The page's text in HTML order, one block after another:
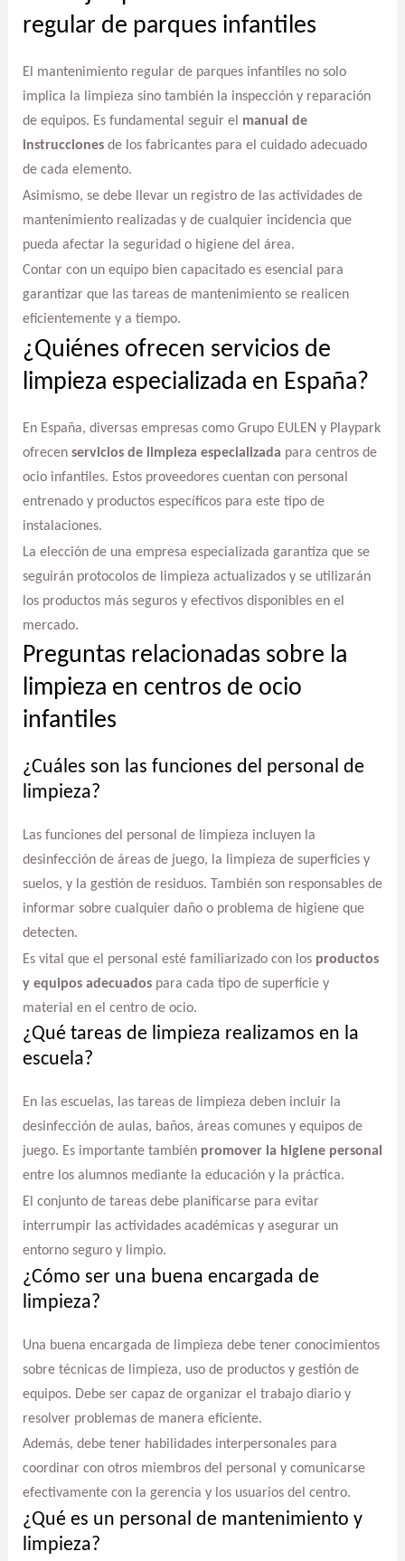
regular de parques infantiles
El mantenimiento regular de parques infantiles no solo
implica la limpieza sino también la inspección y reparación
de equipos. Es fundamental seguir el manual de
instruccionesde los fabricantes para el cuidado adecuado
de cada elemento.
Asimismo, se debe llevar un registro de las actividades de
mantenimiento realizadas y de cualquier incidencia que
pueda afectar la seguridad o higiene del área.
Contar con un equipo bien capacitado es esencial para
garantizar que las tareas de mantenimiento se realicen
eficientemente y a tiempo.
¿Quiénes ofrecen servicios de
limpieza especializada en España?
En España, diversas empresas como Grupo EULEN y Playpark
ofrecen servicios de limpieza especializada para centros de
ocio infantiles. Estos proveedores cuentan con personal
entrenado y productos específicos para este tipo de
instalaciones.
La elección de una empresa especializada garantiza que se
seguirán protocolos de limpieza actualizados y se utilizarán
los productos más seguros y efectivos disponibles en el
mercado.
Preguntas relacionadas sobre la
limpieza en centros de ocio
infantiles
¿Cuáles son las funciones del personal de
limpieza?
Las funciones del personal de limpieza incluyen la
desinfección de áreas de juego, la limpieza de superficies y
suelos, y la gestión de residuos. También son responsables de
informar sobre cualquier daño o problema de higiene que
detecten.
Es vital que el personal esté familiarizado con los productos
y equipos adecuadospara cada tipo de superficie y
material en el centro de ocio.
¿Qué tareas de limpieza realizamos en la
escuela?
En las escuelas, las tareas de limpieza deben incluir la
desinfección de aulas, baños, áreas comunes y equipos de
juego. Es importante también promover la higiene personal
entre los alumnos mediante la educación y la práctica.
El conjunto de tareas debe planificarse para evitar
interrumpir las actividades académicas y asegurar un
entorno seguro y limpio.
¿Cómo ser una buena encargada de
limpieza?
Una buena encargada de limpieza debe tener conocimientos
sobre técnicas de limpieza, uso de productos y gestión de
equipos. Debe ser capaz de organizar el trabajo diario y
resolver problemas de manera eficiente.
Además, debe tener habilidades interpersonales para
coordinar con otros miembros del personal y comunicarse
efectivamente con la gerencia y los usuarios del centro.
¿Qué es un personal de mantenimiento y
limpieza?